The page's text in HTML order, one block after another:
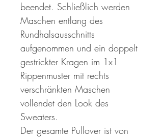
beendet. Schließlich werden
Maschen entlang des
Rundhalsausschnitts
aufgenommen und ein doppelt
gestrickter Kragen im 1x1
Rippenmuster mit rechts
verschränkten Maschen
vollendet den Look des
Sweaters.
Der gesamte Pullover ist von